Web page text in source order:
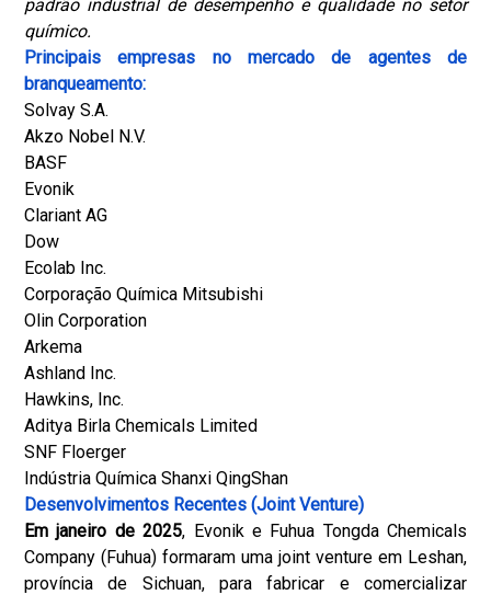
padrão industrial de desempenho e qualidade no setor
químico.
Principais empresas no mercado de agentes de
branqueamento:
Solvay S.A.
Akzo Nobel N.V.
BASF
Evonik
Clariant AG
Dow
Ecolab Inc.
Corporação Química Mitsubishi
Olin Corporation
Arkema
Ashland Inc.
Hawkins, Inc.
Aditya Birla Chemicals Limited
SNF Floerger
Indústria Química Shanxi QingShan
Desenvolvimentos Recentes (Joint Venture)
Em janeiro de 2025, Evonik e Fuhua Tongda Chemicals
Company (Fuhua) formaram uma joint venture em Leshan,
província de Sichuan, para fabricar e comercializar